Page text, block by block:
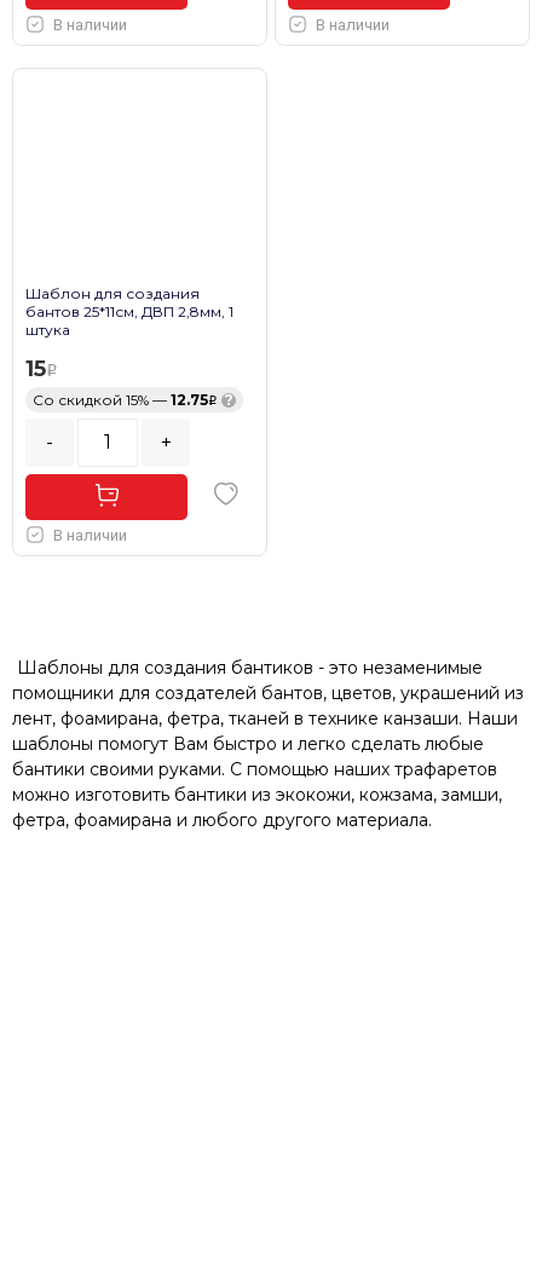
В наличии В наличии
Шаблон для создания
бантов 25*11см, ДВП 2,8мм, 1
штука
15
Со скидкой 15% — 12.75 ?
- +
В наличии
Шаблоны для создания бантиков - это незаменимые
помощники для создателей бантов, цветов, украшений из
лент, фоамирана, фетра, тканей в технике канзаши. Наши
шаблоны помогут Вам быстро и легко сделать любые
бантики своими руками. С помощью наших трафаретов
можно изготовить бантики из экокожи, кожзама, замши,
фетра, фоамирана и любого другого материала.